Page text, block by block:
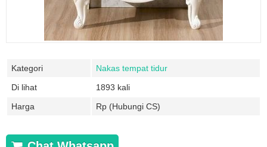
Kategori
Nakas tempat tidur
Di lihat
1893 kali
Harga
Rp (Hubungi CS)